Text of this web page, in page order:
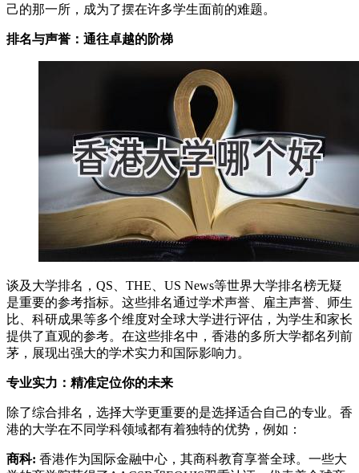
己的那一所，成为了摆在许多学生面前的难题。
排名与声誉：通往卓越的阶梯
谈及大学排名，QS、THE、US News等世界大学排名榜无疑
是重要的参考指标。这些排名通过学术声誉、雇主声誉、师生
比、科研成果等多个维度对全球大学进行评估，为学生和家长
提供了直观的参考。在这些排名中，香港的多所大学都名列前
茅，展现出强大的学术实力和国际影响力。
专业实力：精准定位你的未来
除了综合排名，选择大学更重要的是选择适合自己的专业。香
港的大学在不同学科领域都有着独特的优势，例如：
商科: 香港作为国际金融中心，其商科教育享誉全球。一些大